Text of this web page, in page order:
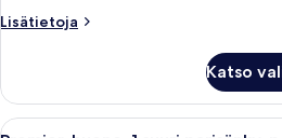
kaupunkinäköala
Lisätietoja
Lisätietoja
premier-
huone,
Katso
Avaa